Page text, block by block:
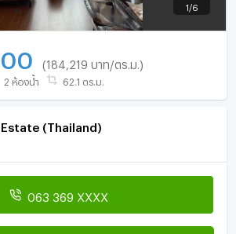
1 /6
(184,219 บาท/ตร.ม.)
2 ห้องน้ำ 62.1 ตร.ม.
(Thailand)
063 369 XXXX